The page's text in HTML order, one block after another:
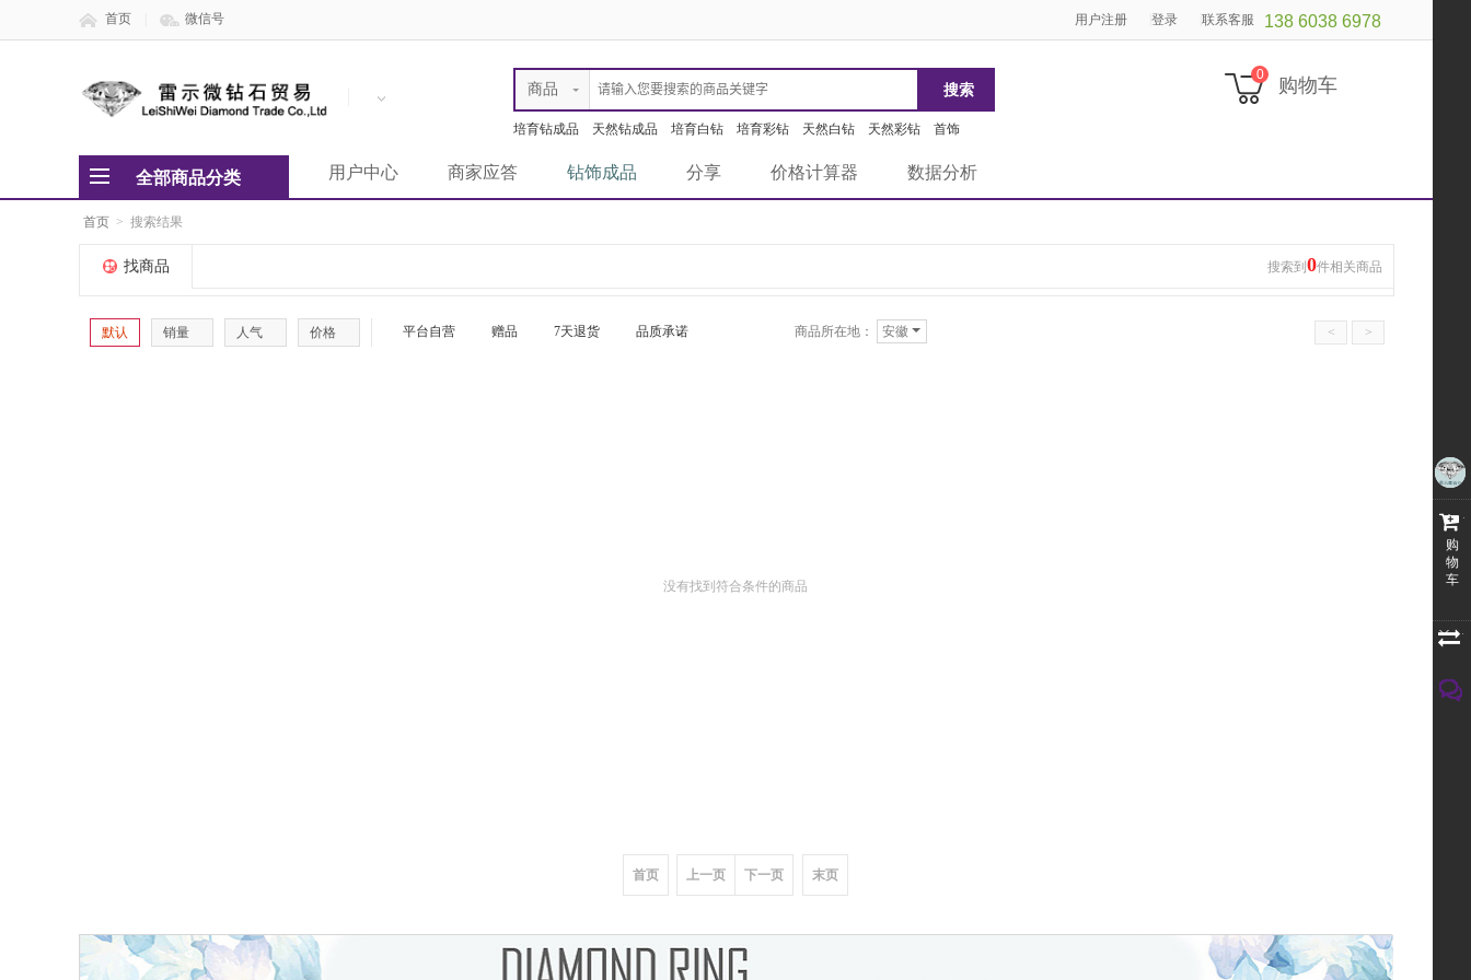
购
物
车
首页 微信号 用户注册 登录 联系客服 138 6038 6978
商品
培育钻成品 天然钻成品 培育白钻 培育彩钻 天然白钻 天然彩钻 首饰
0 购物车
全部商品分类 用户中心 商家应答 钻饰成品 分享 价格计算器 数据分析
首页 > 搜索结果
找商品 搜索到 0件相关商品
< >
默认 销量 人气 价格 平台自营 赠品 7天退货 品质承诺 商品所在地： 安徽
没有找到符合条件的商品
首页 上一页 下一页 末页